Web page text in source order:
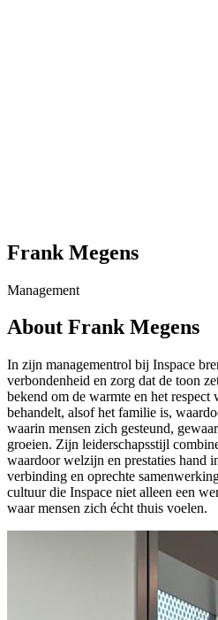
Frank Megens
Management
About Frank Megens
In zijn managementrol bij Inspace
verbondenheid en zorg dat de toon
bekend om de warmte en het respect
behandelt, alsof het familie is,
waarin mensen zich gesteund,
groeien. Zijn leiderschapsstijl
waardoor welzijn en prestaties hand
verbinding en oprechte
cultuur die Inspace niet alleen een
waar mensen zich écht thuis voelen.